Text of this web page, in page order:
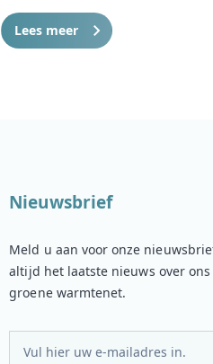
Lees meer
Nieuwsbrief
Meld u aan voor onze
altijd het laatste nieuws over ons
groene warmtenet.
mailadres